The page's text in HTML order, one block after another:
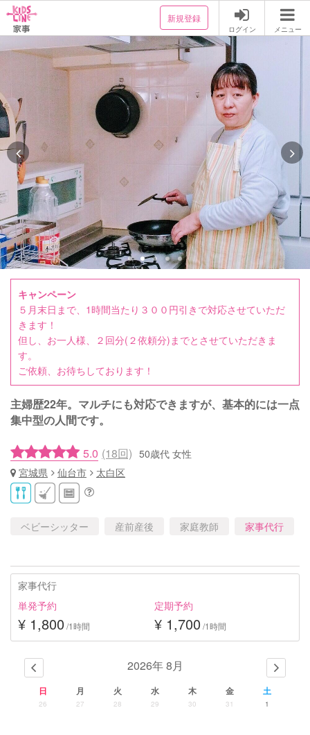
新規登録
ログイン メニュー
キャンペーン
５月末日まで、1時間当たり３００円引きで対応させていただ
きます！
但し、お一人様、２回分(２依頼分)までとさせていただきま
す。
ご依頼、お待ちしております！
主婦歴22年。マルチにも対応できますが、基本的には一点
集中型の人間です。
5.0 (18回) 50歳代 女性
宮城県
仙台市 太白区
ベビーシッター 産前産後 家庭教師 家事代行
家事代行
単発予約
¥ 1,800 /1時間
定期予約
¥ 1,700 /1時間
2026年 8月
日 月 火 水 木 金 土
26 27 28 29 30 31 1